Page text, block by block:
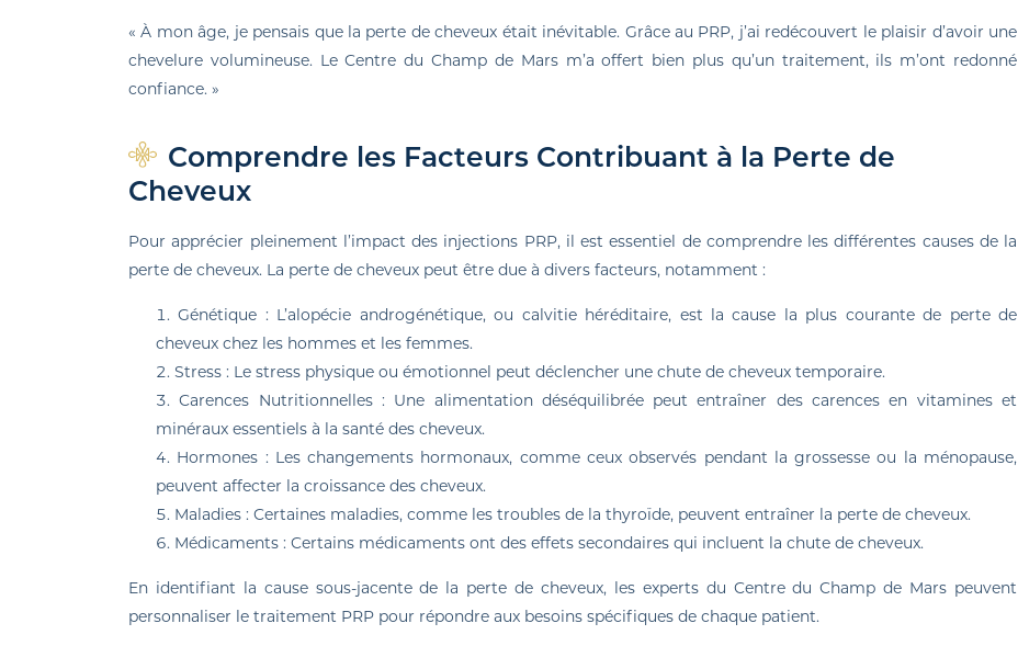
« À mon âge, je pensais que la perte de cheveux était inévitable. Grâce au PRP, j’ai redécouvert le plaisir d’avoir une
chevelure volumineuse. Le Centre du Champ de Mars m’a offert bien plus qu’un traitement, ils m’ont redonné
confiance. »
Comprendre les Facteurs Contribuant à la Perte de
Cheveux
Pour apprécier pleinement l’impact des injections PRP, il est essentiel de comprendre les différentes causes de la
perte de cheveux. La perte de cheveux peut être due à divers facteurs, notamment :
Génétique : L’alopécie androgénétique, ou calvitie héréditaire, est la cause la plus courante de perte de
cheveux chez les hommes et les femmes.
Stress : Le stress physique ou émotionnel peut déclencher une chute de cheveux temporaire.
Carences Nutritionnelles : Une alimentation déséquilibrée peut entraîner des carences en vitamines et
minéraux essentiels à la santé des cheveux.
Hormones : Les changements hormonaux, comme ceux observés pendant la grossesse ou la ménopause,
peuvent affecter la croissance des cheveux.
Maladies : Certaines maladies, comme les troubles de la thyroïde, peuvent entraîner la perte de cheveux.
Médicaments : Certains médicaments ont des effets secondaires qui incluent la chute de cheveux.
En identifiant la cause sous-jacente de la perte de cheveux, les experts du Centre du Champ de Mars peuvent
personnaliser le traitement PRP pour répondre aux besoins spécifiques de chaque patient.